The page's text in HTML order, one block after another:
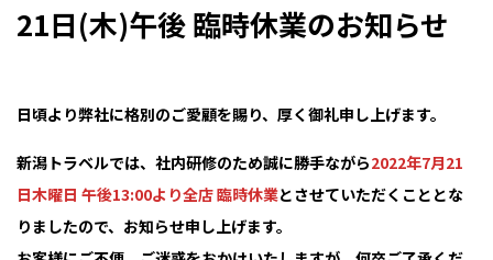
21日(木)午後 臨時休業のお知らせ
日頃より弊社に格別のご愛顧を賜り、厚く御礼申し上げます。
新潟トラベルでは、社内研修のため誠に勝手ながら2022年7月21
日木曜日 午後13:00より全店 臨時休業とさせていただくこととな
りましたので、お知らせ申し上げます。